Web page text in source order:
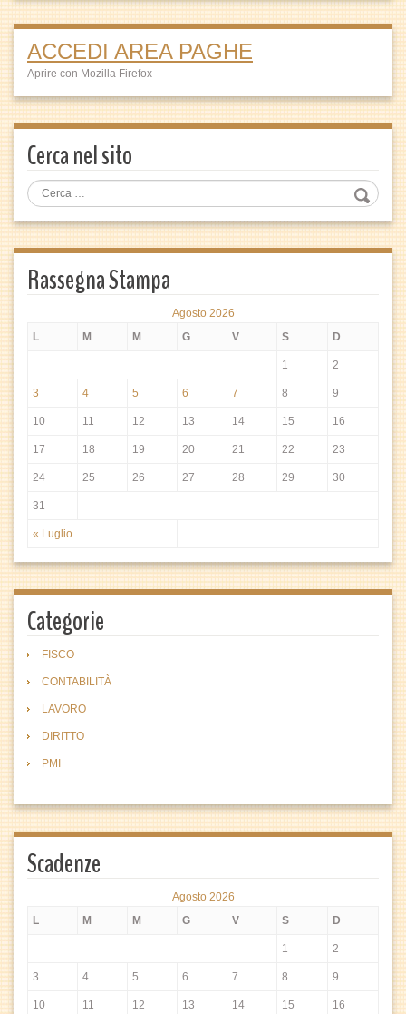
ACCEDI AREA PAGHE
Aprire con Mozilla Firefox
Cerca nel sito
Rassegna Stampa
Agosto 2026
L
M M G V S D
« Luglio
1 2
3 4 5 6 7 8 9
10 11 12 13 14 15 16
17 18 19 20 21 22 23
24 25 26 27 28 29 30
31
Categorie
FISCO
CONTABILITÀ
LAVORO
DIRITTO
PMI
Scadenze
Agosto 2026
L
M M G V S D
1 2
3 4 5 6 7 8 9
10 11 12 13 14 15 16